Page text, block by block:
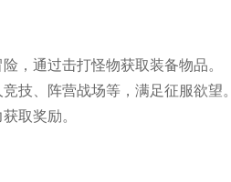
，通过击打怪物获取装备物品。
技、阵营战场等，满足征服欲望。
取奖励。